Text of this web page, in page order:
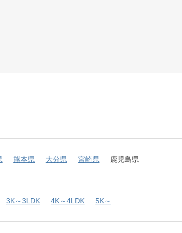
熊本県 大分県 宮崎県 鹿児島県
3K～3LDK 4K～4LDK 5K～